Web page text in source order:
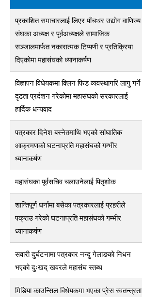
प्रकाशित समाचारलाई लिएर पाँचथर उद्योग वाणिज्य
संघका अध्यक्ष र पूर्वअध्यक्षले सामाजिक
सञ्जालमार्फत नकारात्मक टिप्पणी र प्रतिक्रिया
दिएकोमा महासंघको ध्यानाकर्षण
विज्ञापन विधेयकमा क्लिन फिड व्यवस्थागरि लागु गर्ने
दृढता प्रर्दशन गरेकोमा महासंघकाे सरकारलाई
हार्दिक धन्यवाद
पत्रकार दिनेश बस्नेतमाथि भएको सांघातिक
आक्रमणको घटनाप्रति महासंघको गम्भीर
ध्यानाकर्षण
महासंघका पूर्वसचिव चलाउनेलाई पितृशोक
शान्तिपूर्ण धर्नामा बसेका पत्रकारलाई प्रहरीले
पक्राउ गरेको घटनाप्रति महासंघको गम्भीर
ध्यानाकर्षण
सवारी दुर्घटनामा पत्रकार नन्दु गेलाङकाे निधन
भएको दुःखद् खवरले महासंघ स्तब्ध
मिडिया काउन्सिल विधेयकमा भएका प्रेस स्वतन्त्रता